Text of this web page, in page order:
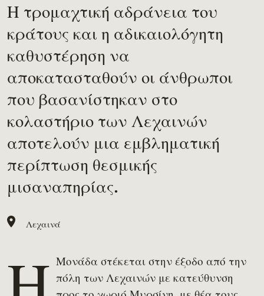
Η τρομαχτική αδράνεια του
κράτους και η αδικαιολόγητη
καθυστέρηση να
αποκατασταθούν οι άνθρωποι
που βασανίστηκαν στο
κολαστήριο των Λεχαινών
αποτελούν μια εμβληματική
περίπτωση θεσμικής
μισαναπηρίας.
Λεχαινά
Μονάδα στέκεται στην έξοδο από την
πόλη των Λεχαινών με κατεύθυνση